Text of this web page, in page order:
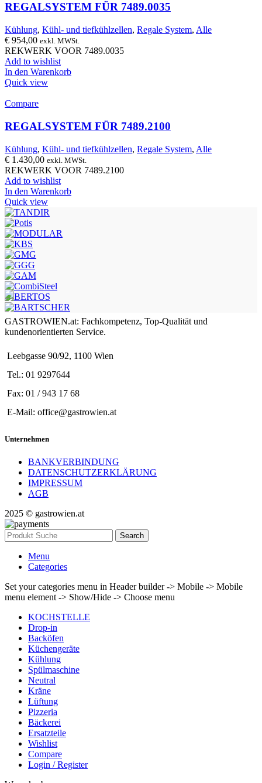
REGALSYSTEM FÜR 7489.0035
Kühlung, Kühl- und tiefkühlzellen, Regale System, Alle
€ 954,00 exkl. MWSt.
REKWERK VOOR 7489.0035
Add to wishlist
In den Warenkorb
Quick view
Compare
REGALSYSTEM FÜR 7489.2100
Kühlung, Kühl- und tiefkühlzellen, Regale System, Alle
€ 1.430,00 exkl. MWSt.
REKWERK VOOR 7489.2100
Add to wishlist
In den Warenkorb
Quick view
GASTROWIEN.at: Fachkompetenz, Top-Qualität und
kundenorientierten Service.
Leebgasse 90/92, 1100 Wien
Tel.: 01 9297644
Fax: 01 / 943 17 68
E-Mail: office@gastrowien.at
Unternehmen
BANKVERBINDUNG
DATENSCHUTZERKLÄRUNG
IMPRESSUM
AGB
2025 © gastrowien.at
Search
Menu
Categories
Set your categories menu in Header builder -> Mobile -> Mobile
menu element -> Show/Hide -> Choose menu
KOCHSTELLE
Drop-in
Backöfen
Küchengeräte
Kühlung
Spülmaschine
Neutral
Kräne
Lüftung
Pizzeria
Bäckerei
Ersatzteile
Wishlist
Compare
Login / Register